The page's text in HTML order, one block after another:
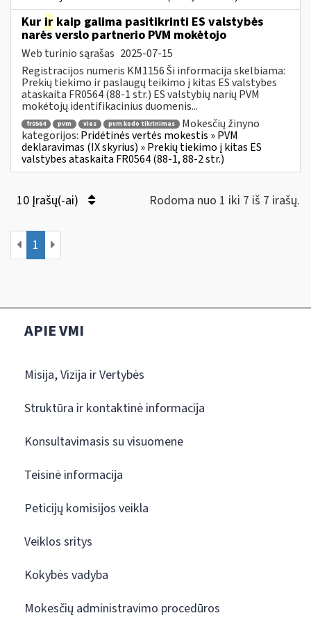
Kur ir kaip galima pasitikrinti ES valstybės
narės verslo partnerio PVM mokėtojo
Web turinio sąrašas 2025-07-15
Registracijos numeris KM1156 Ši informacija skelbiama:
Prekių tiekimo ir paslaugų teikimo į kitas ES valstybes
ataskaita FR0564 (88-1 str.) ES valstybių narių PVM
mokėtojų identifikacinius duomenis...
fr0564 pvm vies pvm kodo tikrinimas
Mokesčių žinyno
kategorijos: Pridėtinės vertės mokestis » PVM
deklaravimas (IX skyrius) » Prekių tiekimo į kitas ES
valstybes ataskaita FR0564 (88-1, 88-2 str.)
10 Įrašų(-ai) Rodoma nuo 1 iki 7 iš 7 irašų.
1
APIE VMI
Misija, Vizija ir Vertybės
Struktūra ir kontaktinė informacija
Konsultavimasis su visuomene
Teisinė informacija
Peticijų komisijos veikla
Veiklos sritys
Kokybės vadyba
Mokesčių administravimo procedūros